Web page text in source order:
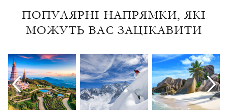
ПОПУЛЯРНІ НАПРЯМКИ, ЯКІ
МОЖУТЬ ВАС ЗАЦІКАВИТИ